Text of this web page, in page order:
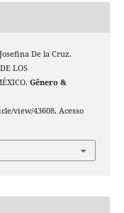
De la Cruz.
LOS
Gênero &
view/43608. Acesso